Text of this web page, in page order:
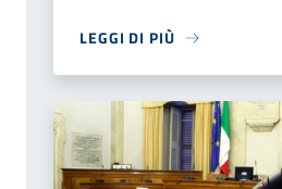
LEGGI DI PIÙ